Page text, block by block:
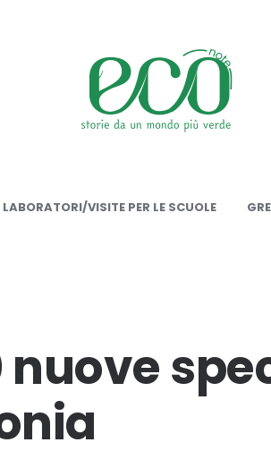
LABORATORI/VISITE PER LE SCUOLE
nuove